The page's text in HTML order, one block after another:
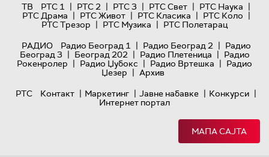
ТВ
РТС 1 | РТС 2 | РТС 3 | РТС Свет | РТС Наука |
РТС Драма | РТС Живот | РТС Класика | РТС Коло |
РТС Трезор | РТС Музика | РТС Полетарац
РАДИО
Радио Београд 1 | Радио Београд 2 | Радио
Београд 3 | Београд 202 | Радио Плетеница | Радио
Рокенролер | Радио Џубокс | Радио Вртешка | Радио
Џезер | Архив
РТС
Контакт | Маркетинг | Јавне набавке | Конкурси |
Интернет портал
МАПА САЈТА